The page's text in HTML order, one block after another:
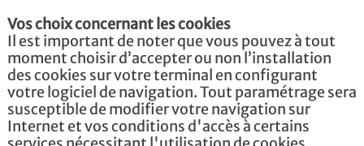
Vos choix concernant les cookies
Il est important de noter que vous pouvez à tout
moment choisir d’accepter ou non l’installation
des cookies sur votre terminal en configurant
votre logiciel de navigation. Tout paramétrage sera
susceptible de modifier votre navigation sur
Internet et vos conditions d'accès à certains